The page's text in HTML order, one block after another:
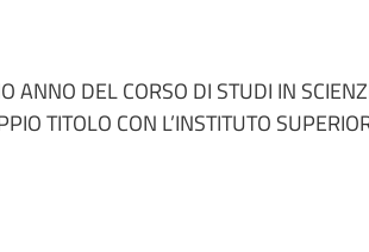
DEL CORSO DI STUDI IN
TITOLO CON L’INSTITUTO